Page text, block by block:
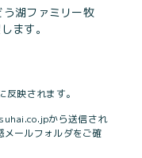
湖ファミリー牧
ます。
映されます。
から送信され
メールフォルダをご確